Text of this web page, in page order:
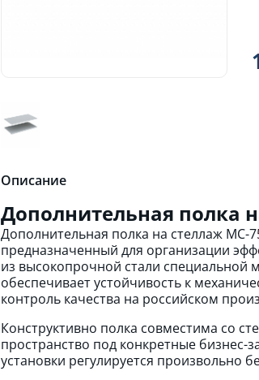
Описание
Дополнительная полка
Дополнительная полка на стеллаж МС-
предназначенный для организации
из высокопрочной стали
обеспечивает устойчивость к
контроль качества на российском
Конструктивно полка совместима со
пространство под конкретные бизнес-
установки регулируется произвольно